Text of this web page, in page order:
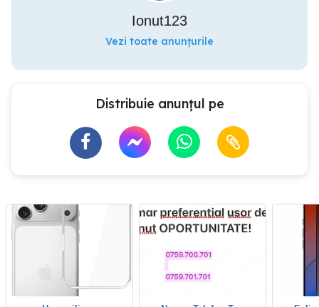
Ionut123
Vezi toate anunțurile
Distribuie anunțul pe